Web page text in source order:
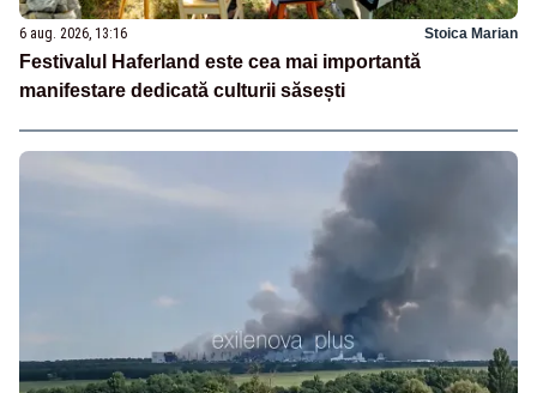
6 aug. 2026, 13:16 Stoica Marian
Festivalul Haferland este cea mai importantă
manifestare dedicată culturii săsești